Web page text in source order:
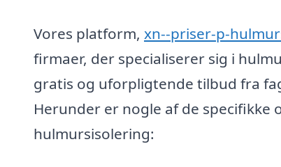
Vores platform, xn--priser-p-
firmaer, der specialiserer sig i
gratis og uforpligtende tilbud fra
Herunder er nogle af de
hulmursisolering: